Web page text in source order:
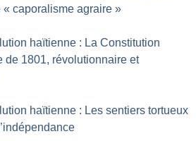
« caporalisme agraire »
haïtienne : La Constitution
de 1801, révolutionnaire et
haïtienne : Les sentiers tortueux